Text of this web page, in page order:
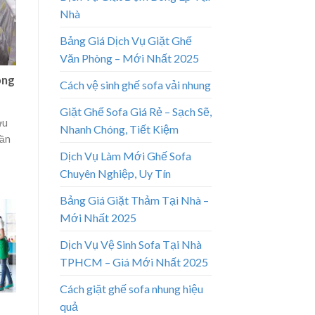
Nhà
Bảng Giá Dịch Vụ Giặt Ghế
Văn Phòng – Mới Nhất 2025
Cách vệ sinh ghế sofa vải nhung
Giặt Ghế Sofa Giá Rẻ – Sạch Sẽ,
Nhanh Chóng, Tiết Kiệm
Dịch Vụ Làm Mới Ghế Sofa
Chuyên Nghiệp, Uy Tín
Bảng Giá Giặt Thảm Tại Nhà –
Mới Nhất 2025
Dịch Vụ Vệ Sinh Sofa Tại Nhà
TPHCM – Giá Mới Nhất 2025
Cách giặt ghế sofa nhung hiệu
quả